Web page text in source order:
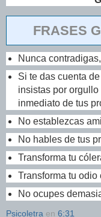
FRASES
Nunca
Si te das cuenta
insistas por
inmediato de tus
No establezcas
No hables de tus
Transforma tu
Transforma tu odio
No ocupes
Psicoletra en 6:31